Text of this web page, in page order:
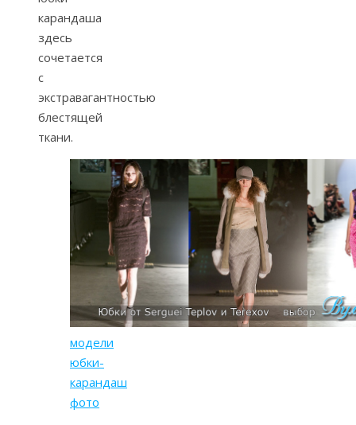
карандаша
здесь
сочетается
с
экстравагантностью
блестящей
ткани.
модели
юбки-
карандаш
фото